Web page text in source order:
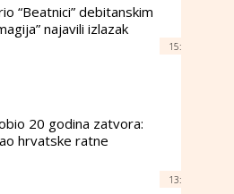
“Beatnici” debitanskim
najavili izlazak
15:
20 godina zatvora:
hrvatske ratne
13: